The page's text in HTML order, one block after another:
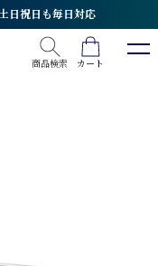
日配送
商品検索
カート